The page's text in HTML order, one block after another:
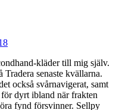
kläder till mig själv.
senaste kvällarna.
också svårnavigerat, samt
dyrt ibland när frakten
fynd försvinner. Sellpy